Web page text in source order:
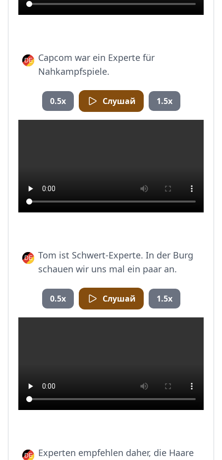
Capcom war ein Experte für
Nahkampfspiele.
0.5x Слушай 1.5x
Tom ist Schwert-Experte. In der Burg
schauen wir uns mal ein paar an.
0.5x Слушай 1.5x
Experten empfehlen daher, die Haare